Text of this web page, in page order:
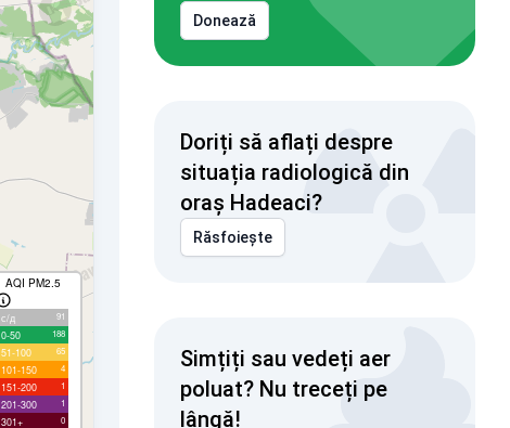
AQI PM2.5
с/д 91
0-50 188
51-100 65
101-150 4
151-200 1
201-300 1
301+ 0
Donează
Doriți să aflați despre
situația radiologică din
oraș Hadeaci?
Răsfoiește
Simțiți sau vedeți aer
poluat? Nu treceți pe
lângă!